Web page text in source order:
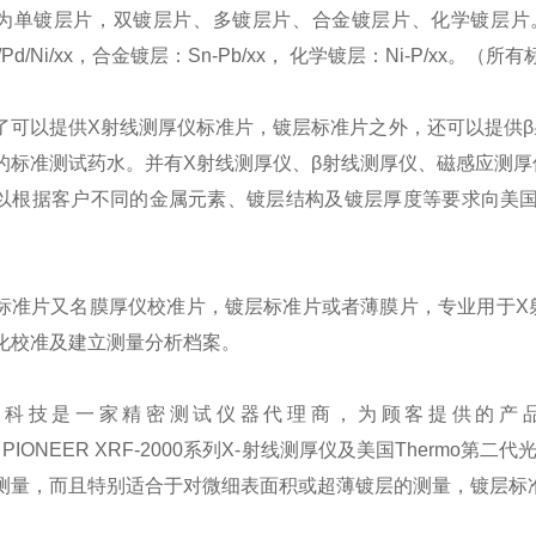
单镀层片，双镀层片、多镀层片、合金镀层片、化学镀层
Ni/xx ，合金镀层： Sn-Pb/xx ， 化学镀层： Ni-P/xx。（所有
可以提供X射线测厚仪标准片，镀层标准片之外，还可以提供β
标准测试药水。并有X射线测厚仪、 β射线测厚仪、磁感应测
根据客户不同的金属元素、镀层结构及镀层厚度等要求向美
准片又名膜厚仪校准片，镀层标准片或者薄膜片，专业用于X
校准及建立测量分析档案。
科技是一家精密测试仪器代理商，为顾客提供的产
XRF-2000系列 X-射线测厚仪及美国Thermo第二代
量，而且特别适合于对微细表面积或超薄镀层的测量，镀层标